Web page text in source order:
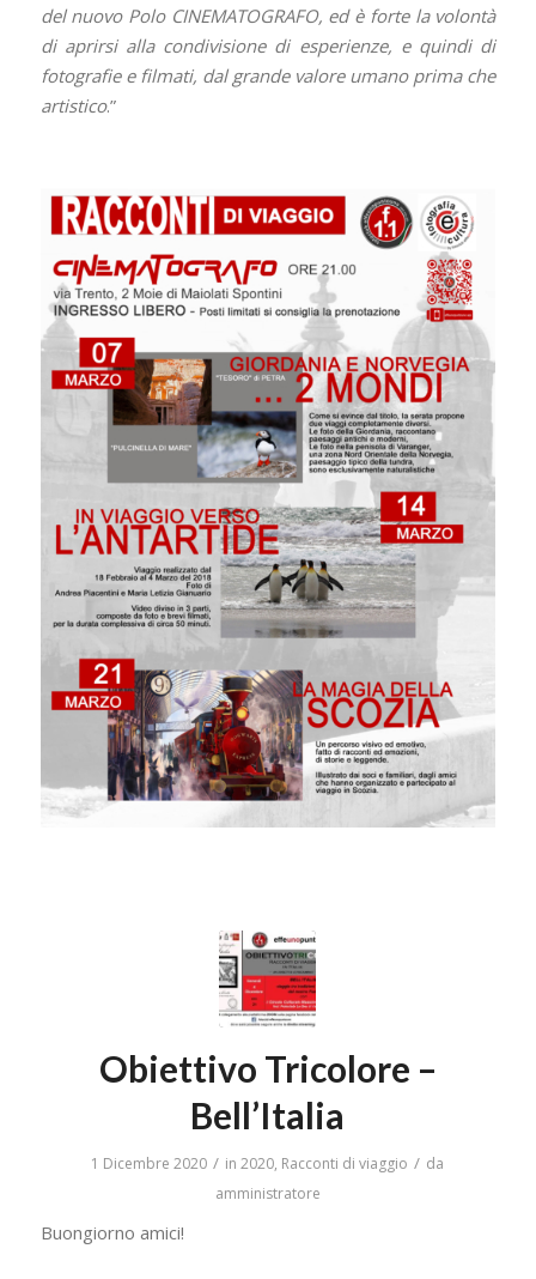
del nuovo Polo CINEMATOGRAFO, ed è forte la volontà
di aprirsi alla condivisione di esperienze, e quindi di
fotografie e filmati, dal grande valore umano prima che
artistico.”
Obiettivo Tricolore –
Bell’Italia
1 Dicembre 2020 / in2020, Racconti di viaggio / da
amministratore
Buongiorno amici!